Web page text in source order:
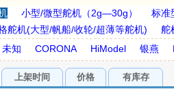
小型/微型舵机（2g—30g）
标准
舵机(大型/帆船/收轮/超薄等舵机)
舵
未知 CORONA HiModel 银燕
上架时间 价格
有库存